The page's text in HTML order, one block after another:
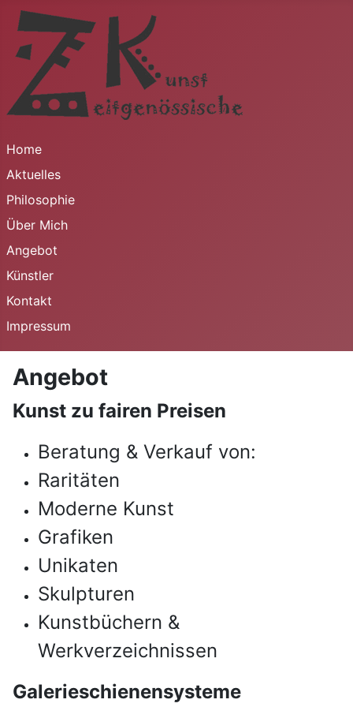
Home
Aktuelles
Philosophie
Über Mich
Angebot
Künstler
Kontakt
Impressum
Angebot
Kunst zu fairen Preisen
Beratung & Verkauf von:
Raritäten
Moderne Kunst
Grafiken
Unikaten
Skulpturen
Kunstbüchern &
Werkverzeichnissen
Galerieschienensysteme